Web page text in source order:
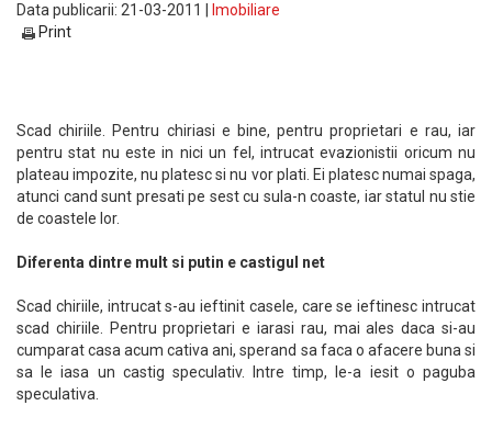
Data publicarii: 21-03-2011 |
Imobiliare
Print
Scad chiriile. Pentru chiriasi e bine, pentru proprietari e rau, iar
pentru stat nu este in nici un fel, intrucat evazionistii oricum nu
plateau impozite, nu platesc si nu vor plati. Ei platesc numai spaga,
atunci cand sunt presati pe sest cu sula-n coaste, iar statul nu stie
de coastele lor.
Diferenta dintre mult si putin e castigul net
Scad chiriile, intrucat s-au ieftinit casele, care se ieftinesc intrucat
scad chiriile. Pentru proprietari e iarasi rau, mai ales daca si-au
cumparat casa acum cativa ani, sperand sa faca o afacere buna si
sa le iasa un castig speculativ. Intre timp, le-a iesit o paguba
speculativa.